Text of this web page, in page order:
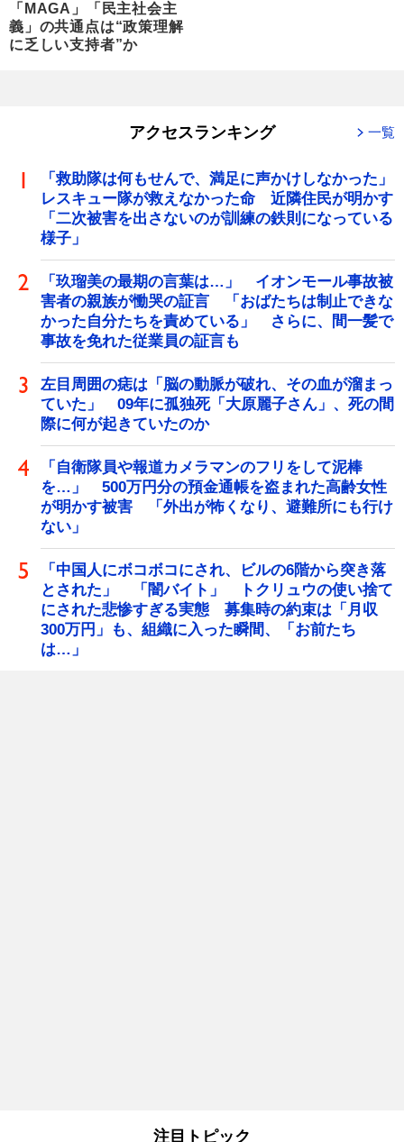
「MAGA」「民主社会主
義」の共通点は“政策理解
に乏しい支持者”か
アクセスランキング 一覧
「救助隊は何もせんで、満足に声かけしなかった」
レスキュー隊が救えなかった命 近隣住民が明かす
「二次被害を出さないのが訓練の鉄則になっている
様子」
「玖瑠美の最期の言葉は…」 イオンモール事故被
害者の親族が慟哭の証言 「おばたちは制止できな
かった自分たちを責めている」 さらに、間一髪で
事故を免れた従業員の証言も
左目周囲の痣は「脳の動脈が破れ、その血が溜まっ
ていた」 09年に孤独死「大原麗子さん」、死の間
際に何が起きていたのか
「自衛隊員や報道カメラマンのフリをして泥棒
を…」 500万円分の預金通帳を盗まれた高齢女性
が明かす被害 「外出が怖くなり、避難所にも行け
ない」
「中国人にボコボコにされ、ビルの6階から突き落
とされた」 「闇バイト」 トクリュウの使い捨て
にされた悲惨すぎる実態 募集時の約束は「月収
300万円」も、組織に入った瞬間、「お前たち
は…」
注目トピック